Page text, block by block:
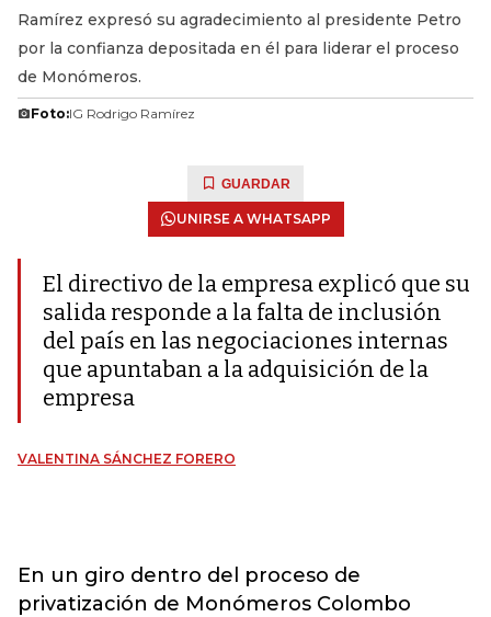
Ramírez expresó su agradecimiento al presidente Petro
por la confianza depositada en él para liderar el proceso
de Monómeros.
Foto:IG Rodrigo Ramírez
GUARDAR
UNIRSE A WHATSAPP
El directivo de la empresa explicó que su
salida responde a la falta de inclusión
del país en las negociaciones internas
que apuntaban a la adquisición de la
empresa
VALENTINA SÁNCHEZ FORERO
En un giro dentro del proceso de
privatización de Monómeros Colombo